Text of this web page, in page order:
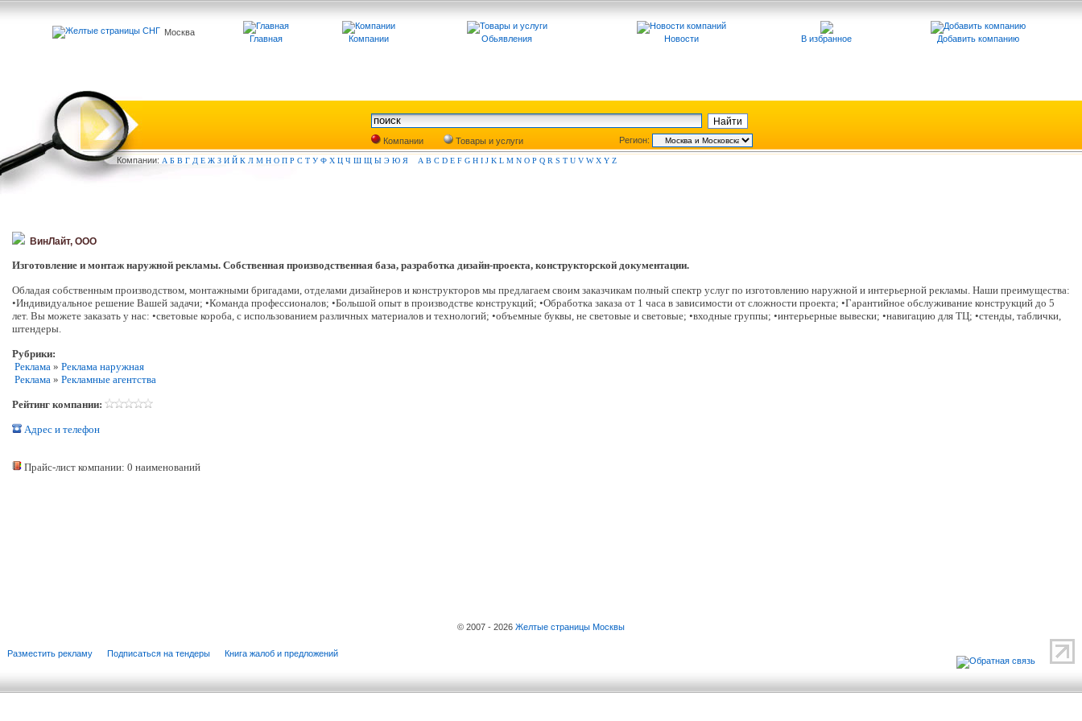
Москва
Главная Компании Обьявления Новости В избранное Добавить компанию
Компании Товары и услуги Регион:
Компании: А Б В Г Д Е Ж З И Й К Л М Н О П Р С Т У Ф Х Ц Ч Ш Щ Ы Э Ю Я A B C D E F G H I J K L M N O P Q R S T U V W X Y Z
ВинЛайт, ООО
Изготовление и монтаж наружной рекламы. Собственная производственная база, разработка дизайн-проекта, конструкторской документации.
Обладая собственным производством, монтажными бригадами, отделами дизайнеров и конструкторов мы предлагаем своим заказчикам полный спектр услуг по изготовлению наружной и интерьерной рекламы. Наши преимущества:
•Индивидуальное решение Вашей задачи; •Команда профессионалов; •Большой опыт в производстве конструкций; •Обработка заказа от 1 часа в зависимости от сложности проекта; •Гарантийное обслуживание конструкций до 5
лет. Вы можете заказать у нас: •световые короба, с использованием различных материалов и технологий; •объемные буквы, не световые и световые; •входные группы; •интерьерные вывески; •навигацию для ТЦ; •стенды, таблички,
штендеры.
Рубрики:
Реклама » Реклама наружная
Реклама » Рекламные агентства
Рейтинг компании:
Адрес и телефон
Прайс-лист компании: 0 наименований
© 2007 - 2026 Желтые страницы Москвы
Разместить рекламу Подписаться на тендеры Книга жалоб и предложений